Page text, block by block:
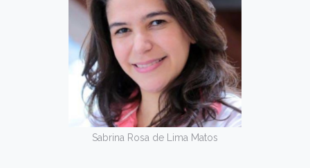
Sabrina Rosa de Lima Matos